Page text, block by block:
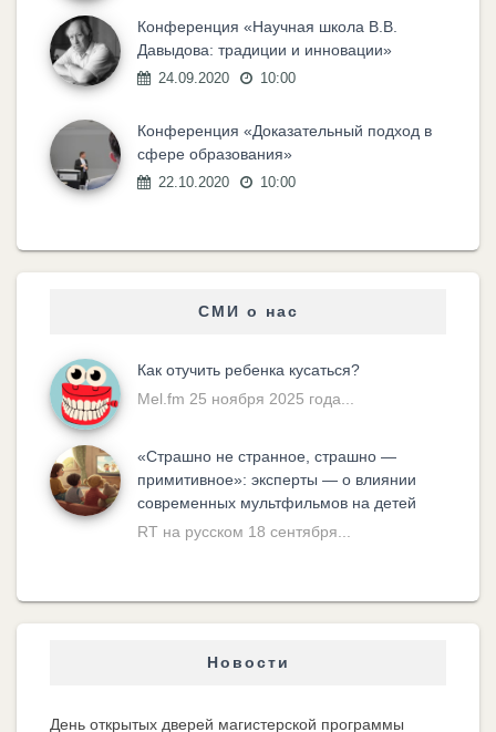
Конференция «Научная школа В.В.
Давыдова: традиции и инновации»
24.09.2020 10:00
Конференция «Доказательный подход в
сфере образования»
22.10.2020 10:00
СМИ о нас
Как отучить ребенка кусаться?
Mel.fm 25 ноября 2025 года...
«Cтрашно не странное, страшно —
примитивное»: эксперты — о влиянии
современных мультфильмов на детей
RT на русском 18 сентября...
Новости
День открытых дверей магистерской программы